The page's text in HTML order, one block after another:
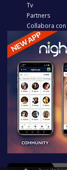
Tv
Partners
Collabora